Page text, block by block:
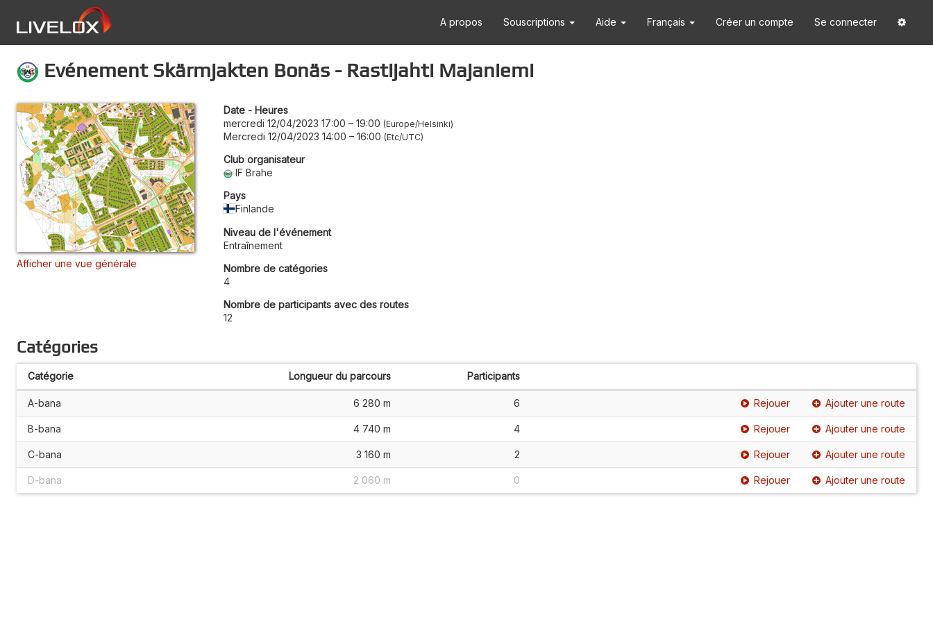
A propos Souscriptions Aide Français Créer un compte Se connecter
Evénement Skärmjakten Bonäs - Rastijahti Majaniemi
Afficher une vue générale
Date - Heures
mercredi 12/04/2023 17:00 – 19:00 Europe/Helsinki
Mercredi 12/04/2023 14:00 – 16:00 Etc/UTC
Club organisateur
IF Brahe
Pays
Finlande
Niveau de l'événement
Entraînement
Nombre de catégories
4
Nombre de participants avec des routes
12
Catégories
Catégorie Longueur du parcours Participants
A-bana 6 280 m 6 Rejouer Ajouter une route
B-bana 4 740 m 4 Rejouer Ajouter une route
C-bana 3 160 m 2 Rejouer Ajouter une route
D-bana 2 060 m 0 Rejouer Ajouter une route